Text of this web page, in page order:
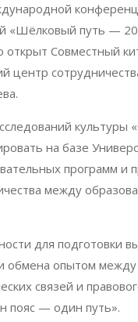
«Шёлковый путь —
Совместный
центр
на базе
программ и
между
для подготовки
обмена опытом
связей и
пояс — один путь».